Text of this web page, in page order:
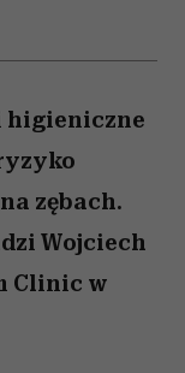
higieniczne
zębach.
Wojciech
Clinic w